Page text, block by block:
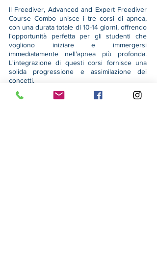
Il Freediver, Advanced and Expert Freediver
Course Combo unisce i tre corsi di apnea,
con una durata totale di 10-14 giorni, offrendo
l'opportunità perfetta per gli studenti che
vogliono iniziare e immergersi
immediatamente nell'apnea più profonda.
L'integrazione di questi corsi fornisce una
solida progressione e assimilazione dei
concetti.
Dicci semplicemente qual è il tuo obiettivo e
noi possiamo organizzare la formazione